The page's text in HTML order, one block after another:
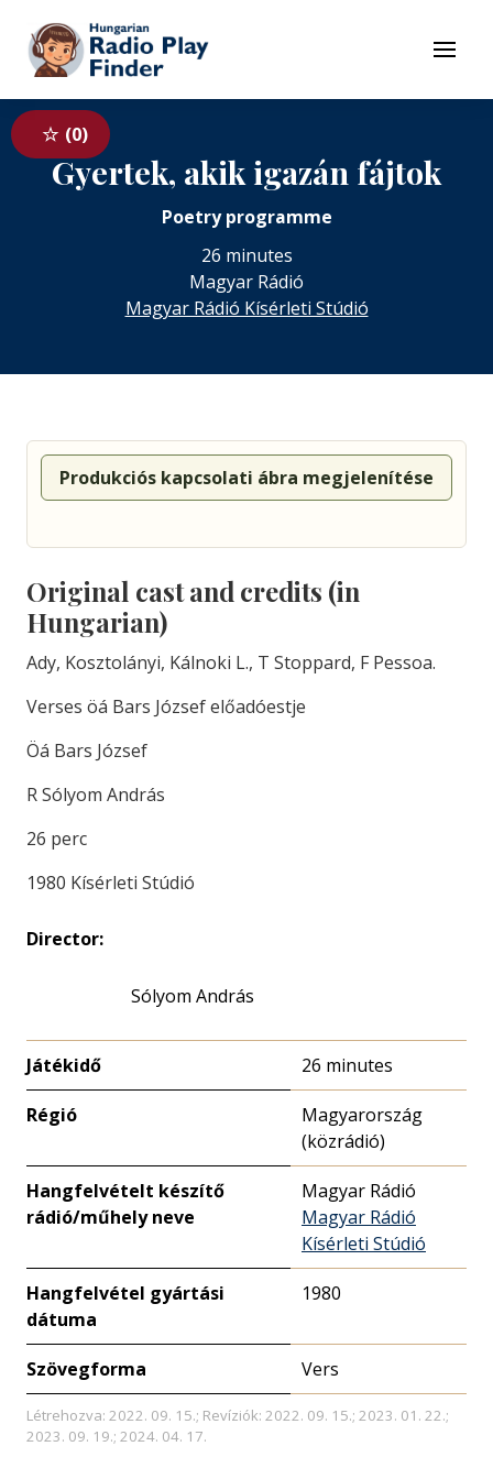
To contents
Menu
0
Gyertek, akik igazán fájtok
Poetry programme
26 minutes
Magyar Rádió
Magyar Rádió Kísérleti Stúdió
Produkciós kapcsolati ábra megjelenítése
Original cast and credits (in
Hungarian)
Ady, Kosztolányi, Kálnoki L., T Stoppard, F Pessoa.
Verses öá Bars József előadóestje
Öá Bars József
R Sólyom András
26 perc
1980 Kísérleti Stúdió
Director:
Sólyom András
Játékidő 26 minutes
Régió
Magyarország
(közrádió)
Hangfelvételt készítő
rádió/műhely neve
Magyar Rádió
Magyar Rádió
Kísérleti Stúdió
Hangfelvétel gyártási
dátuma
1980
Szövegforma Vers
Létrehozva: 2022. 09. 15.; Revíziók: 2022. 09. 15.; 2023. 01. 22.;
2023. 09. 19.; 2024. 04. 17.